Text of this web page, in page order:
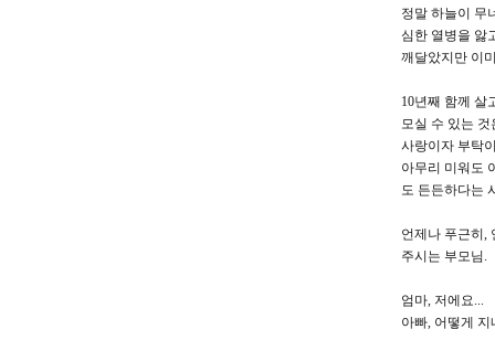
정말 하늘이 무
심한 열병을 앓
깨달았지만 이
10년째 함께 살
모실 수 있는
사랑이자 부탁
아무리 미워도
도 든든하다는
언제나 푸근히,
주시는 부모님.
엄마, 저에요...
아빠, 어떻게 지